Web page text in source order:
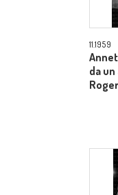
11.1959
da